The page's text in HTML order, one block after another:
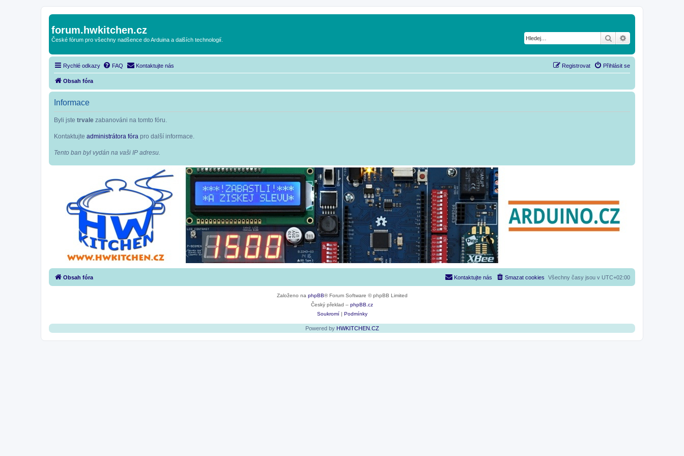
forum.hwkitchen.cz
České fórum pro všechny nadšence do Arduina a dalších technologií. Hledat
Rychlé odkazy FAQ Kontaktujte nás Přihlásit se
Registrovat
Obsah fóra
Informace
Byli jste trvale zabanováni na tomto fóru.
Kontaktujte administrátora fóra pro další informace.
Tento ban byl vydán na vaši IP adresu.
Obsah fóra Všechny časy jsou v UTC+02:00
Smazat cookies
Kontaktujte nás
Založeno na phpBB® Forum Software © phpBB Limited
Český překlad – phpBB.cz
Soukromí| Podmínky
Powered by HWKITCHEN.CZ